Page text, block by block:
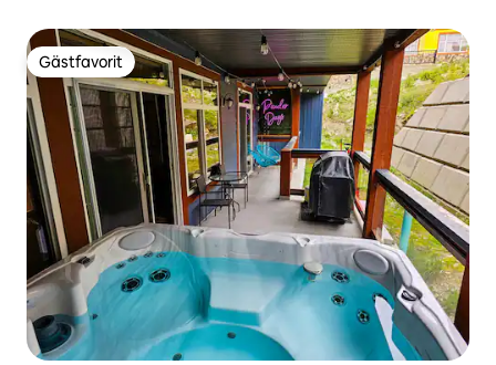
Gästfavorit
Gästfavorit